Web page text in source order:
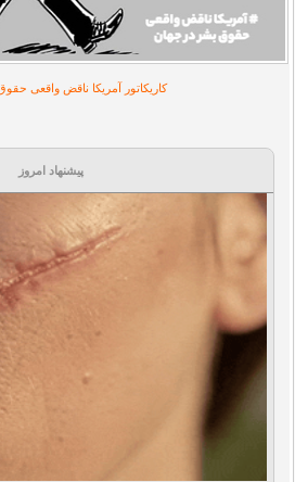
کاریکاتور آمریکا ناقض واقعی
پیشنهاد امروز